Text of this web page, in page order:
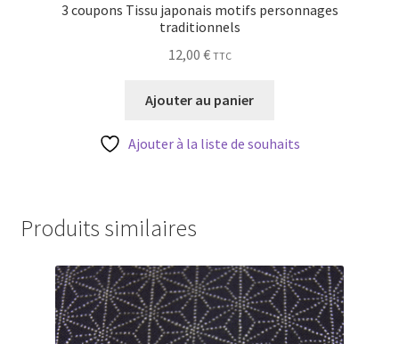
3 coupons Tissu japonais motifs personnages
traditionnels
12,00 € TTC
Ajouter au panier
Ajouter à la liste de souhaits
Produits similaires